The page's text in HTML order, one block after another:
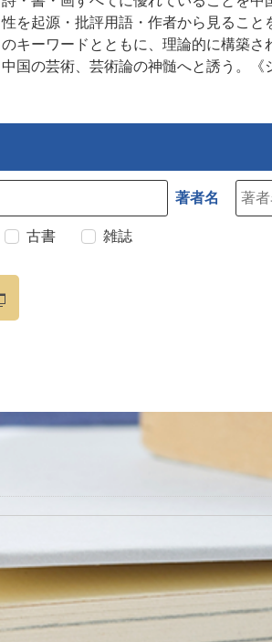
性を起源・批評用語・作者から見るこ
のキーワードとともに、理論的に構築さ
中国の芸術、芸術論の神髄へと誘う。《
著者名
古書 雑誌